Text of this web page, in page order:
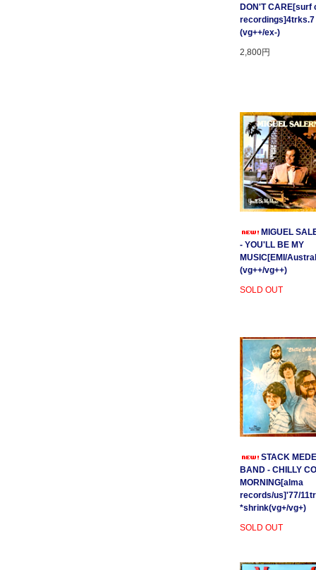
DON'T CARE[surf
recordings]4trks.7
(vg++/ex-)
2,800円
MIGUEL
- YOU'LL BE MY
MUSIC[EMI/
(vg++/vg++)
SOLD OUT
STACK
BAND - CHILLY
MORNING[alma
records/us]'77/
*shrink(vg+/vg+)
SOLD OUT